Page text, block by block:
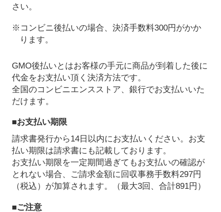
さい。
※コンビニ後払いの場合、決済手数料300円がかか
ります。
GMO後払いとはお客様の手元に商品が到着した後に
代金をお支払い頂く決済方法です。
全国のコンビニエンスストア、銀行でお支払いいた
だけます。
■お支払い期限
請求書発行から14日以内にお支払いください。お支
払い期限は請求書にも記載しております。
お支払い期限を一定期間過ぎてもお支払いの確認が
とれない場合、ご請求金額に回収事務手数料297円
（税込）が加算されます。（最大3回、合計891円）
■ご注意